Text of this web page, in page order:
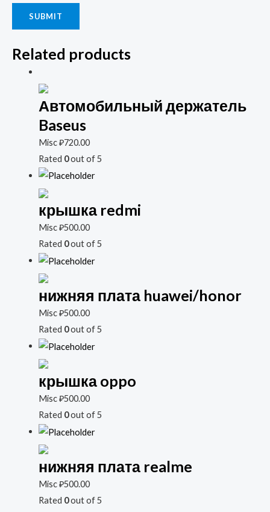
Related products
Автомобильный держатель
Baseus
Misc₽720.00
Rated 0out of 5
крышка redmi
Misc₽500.00
Rated 0out of 5
нижняя плата huawei/honor
Misc₽500.00
Rated 0out of 5
крышка oppo
Misc₽500.00
Rated 0out of 5
нижняя плата realme
Misc₽500.00
Rated 0out of 5